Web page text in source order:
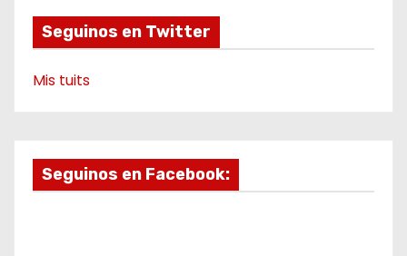
o
Seguinos en Twitter
Mis tuits
Seguinos en Facebook: